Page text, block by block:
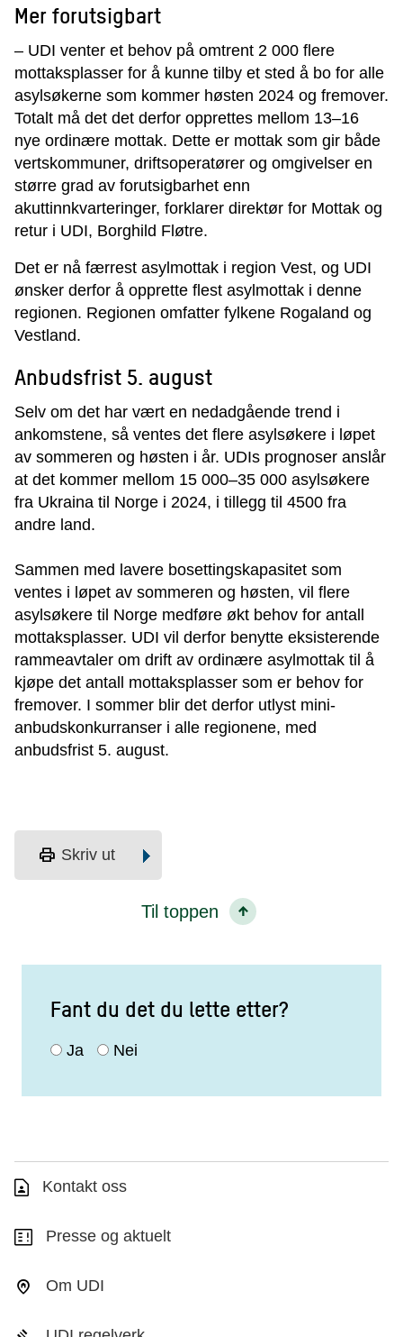
­Mer forutsigbart
– UDI venter et behov på omtrent 2 000 flere
mottaksplasser for å kunne tilby et sted å bo for alle
asylsøkerne som kommer høsten 2024 og fremover.
Totalt må det det derfor opprettes mellom 13–16
nye ordinære mottak. Dette er mottak som gir både
vertskommuner, driftsoperatører og omgivelser en
større grad av forutsigbarhet enn
akuttinnkvarteringer, forklarer direktør for Mottak og
retur i UDI, Borghild Fløtre.
­Det er nå færrest asylmottak i region Vest, og UDI
ønsker derfor å opprette flest asylmottak i denne
regionen. Regionen omfatter fylkene Rogaland og
Vestland.
Anbudsfrist 5. august
Selv om det har vært en nedadgående trend i
ankomstene, så ventes det flere asylsøkere i løpet
av sommeren og høsten i år. UDIs prognoser anslår
at det kommer mellom 15 000–35 000 asylsøkere
fra Ukraina til Norge i 2024, i tillegg til 4500 fra
andre land.
Sammen med lavere bosettingskapasitet som
ventes i løpet av sommeren og høsten, vil flere
asylsøkere til Norge medføre økt behov for antall
mottaksplasser. UDI vil derfor benytte eksisterende
rammeavtaler om drift av ordinære asylmottak til å
kjøpe det antall mottaksplasser som er behov for
fremover. I sommer blir det derfor utlyst mini-
anbudskonkurranser i alle regionene, med
anbudsfrist 5. august.
print Skriv ut
Til toppen
Fant du det du lette etter?
Ja Nei
Kontakt oss
Presse og aktuelt
Om UDI